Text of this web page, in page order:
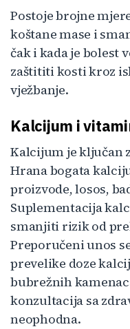
Postoje brojne
koštane mase i
čak i kada je bolest
zaštititi kosti kroz
vježbanje.
Kalcijum i
Kalcijum je ključan
Hrana bogata
proizvode, losos,
Suplementacija
smanjiti rizik od
Preporučeni unos
prevelike doze
bubrežnih
konzultacija sa
neophodna.